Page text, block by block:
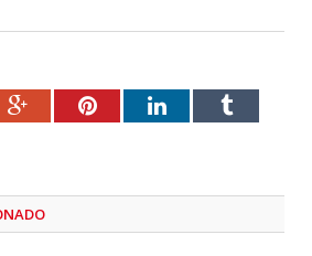
Google+PinterestLinkedInTumblr